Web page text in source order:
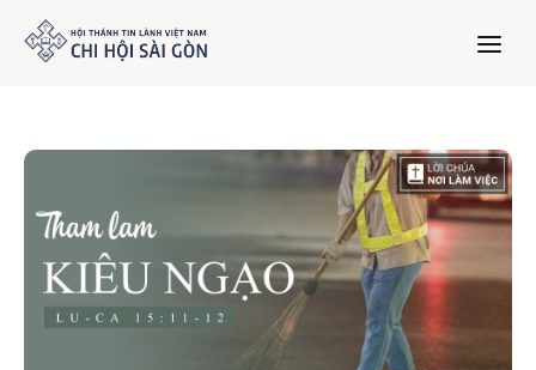
Giới thiệu
Dưỡng Linh